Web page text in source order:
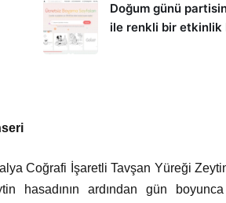
Doğum günü
ile renkli bir etkinlik
Coğrafi İşaretli Tavşan Yüreği
hasadının ardından gün